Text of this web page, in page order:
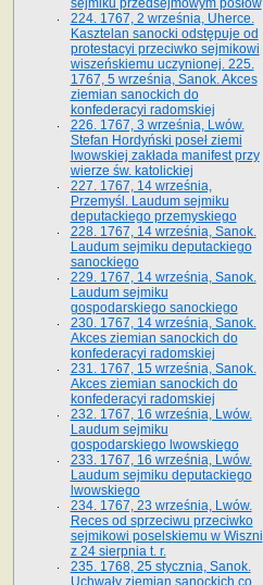
sejmiku przedsejmo­wym posłów
224. 1767, 2 września, Uherce.
Kasztelan sanocki odstępuje od
protestacyi przeciwko sejmikowi
wiszeńskiemu uczynionej. 225.
1767, 5 września, Sanok. Akces
ziemian sanockich do
konfederacyi radomskiej
226. 1767, 3 września, Lwów.
Stefan Hordyński poseł ziemi
lwowskiej zakłada manifest przy
wierze św. ka­tolickiej
227. 1767, 14 września,
Przemyśl. Laudum sejmiku
deputackiego przemyskiego
228. 1767, 14 września, Sanok.
Laudum sejmiku deputackiego
sanockiego
229. 1767, 14 września, Sanok.
Laudum sejmiku
gospodarskiego sanockiego
230. 1767, 14 września, Sanok.
Akces ziemian sanockich do
konfederacyi radomskiej
231. 1767, 15 września, Sanok.
Akces ziemian sanockich do
konfederacyi radomskiej
232. 1767, 16 września, Lwów.
Laudum sejmiku
gospodarskiego lwowskiego
233. 1767, 16 września, Lwów.
Laudum sejmiku deputackiego
lwowskiego
234. 1767, 23 września, Lwów.
Reces od sprzeciwu przeciwko
sejmikowi poselskiemu w Wiszni
z 24 sierpnia t. r.
235. 1768, 25 stycznia, Sanok.
Uchwały ziemian sanockich co